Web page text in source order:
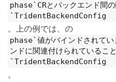
phase`CRとバックエンド間
`TridentBackendConfig
。上の例では、の
phase`値がバインドされてい
ンドに関連付けられているこ
`TridentBackendConfig
。